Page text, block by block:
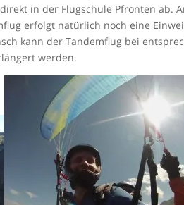
in der Flugschule Pfronten ab.
erfolgt natürlich noch eine
kann der Tandemflug bei
werden.